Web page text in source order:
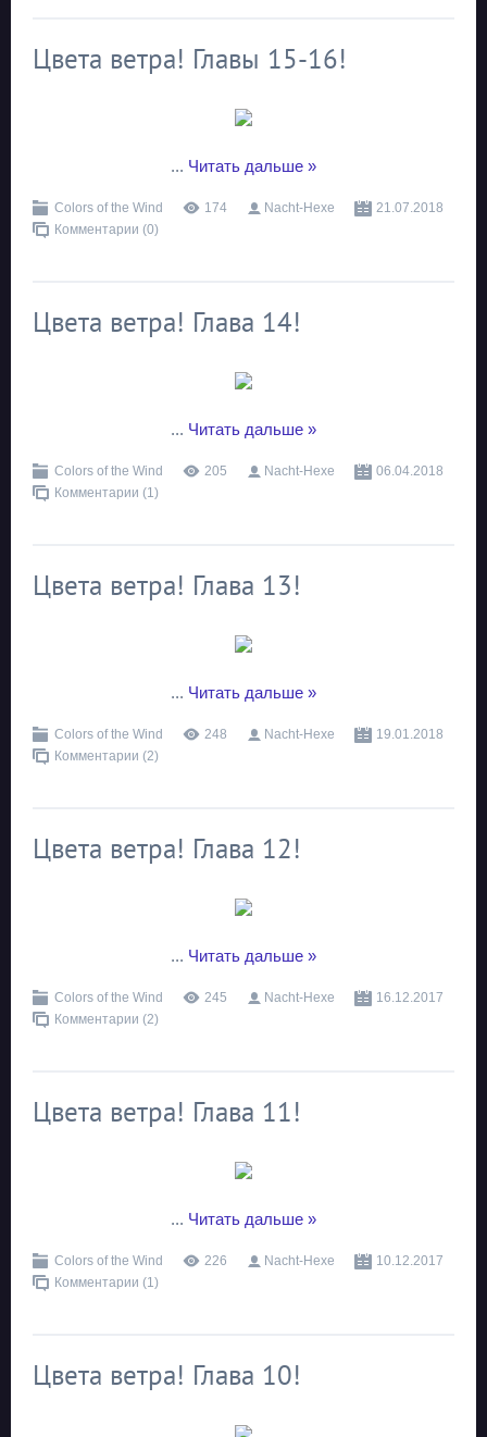
Цвета ветра! Главы 15-16!
... Читать дальше »
Colors of the Wind 174 Nacht-Hexe
21.07.2018
Комментарии (0)
Цвета ветра! Глава 14!
... Читать дальше »
Colors of the Wind 205 Nacht-Hexe
06.04.2018
Комментарии (1)
Цвета ветра! Глава 13!
... Читать дальше »
Colors of the Wind 248 Nacht-Hexe
19.01.2018
Комментарии (2)
Цвета ветра! Глава 12!
... Читать дальше »
Colors of the Wind 245 Nacht-Hexe
16.12.2017
Комментарии (2)
Цвета ветра! Глава 11!
... Читать дальше »
Colors of the Wind 226 Nacht-Hexe
10.12.2017
Комментарии (1)
Цвета ветра! Глава 10!